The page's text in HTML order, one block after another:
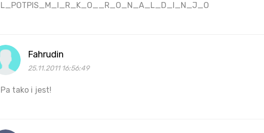
L_POTPIS_M_I_R_K_O__R_O_N_A_L_D_I_N_J_O
Fahrudin
25.11.2011 16:56:49
Pa tako i jest!